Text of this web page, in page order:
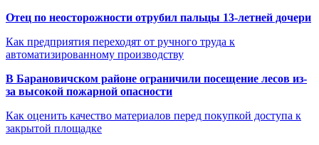
Отец по неосторожности отрубил пальцы 13-летней дочери
Как предприятия переходят от ручного труда к
автоматизированному производству
В Барановичском районе ограничили посещение лесов из-
за высокой пожарной опасности
Как оценить качество материалов перед покупкой доступа к
закрытой площадке